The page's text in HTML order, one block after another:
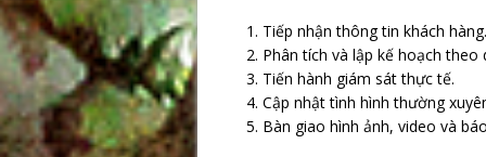
Tiếp nhận thông tin khách hàng.
Phân tích và lập kế hoạch theo
Tiến hành giám sát thực tế.
Cập nhật tình hình thường
Bàn giao hình ảnh, video và